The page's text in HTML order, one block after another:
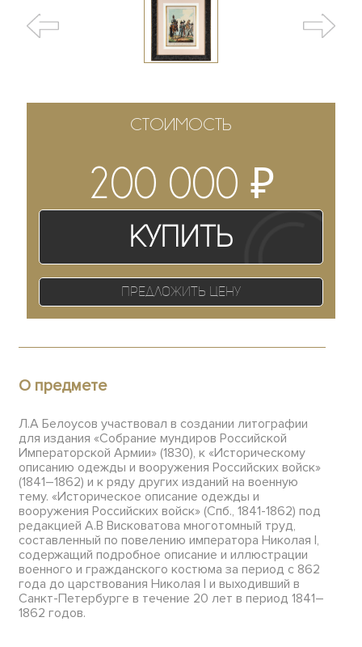
СТОИМОСТЬ
200 000 ₽
Купить
Предложить цену
О предмете
Л.А Белоусов участвовал в создании литографии
для издания «Собрание мундиров Российской
Императорской Армии» (1830), к «Историческому
описанию одежды и вооружения Российских войск»
(1841–1862) и к ряду других изданий на военную
тему. «Историческое описание одежды и
вооружения Российских войск» (Спб., 1841-1862) под
редакцией А.В Висковатова многотомный труд,
составленный по повелению императора Николая I,
содержащий подробное описание и иллюстрации
военного и гражданского костюма за период с 862
года до царствования Николая I и выходивший в
Санкт-Петербурге в течение 20 лет в период 1841–
1862 годов.